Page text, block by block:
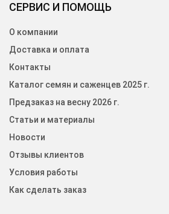
СЕРВИС И ПОМОЩЬ
О компании
Доставка и оплата
Контакты
Каталог семян и саженцев 2025 г.
Предзаказ на весну 2026 г.
Статьи и материалы
Новости
Отзывы клиентов
Условия работы
Как сделать заказ